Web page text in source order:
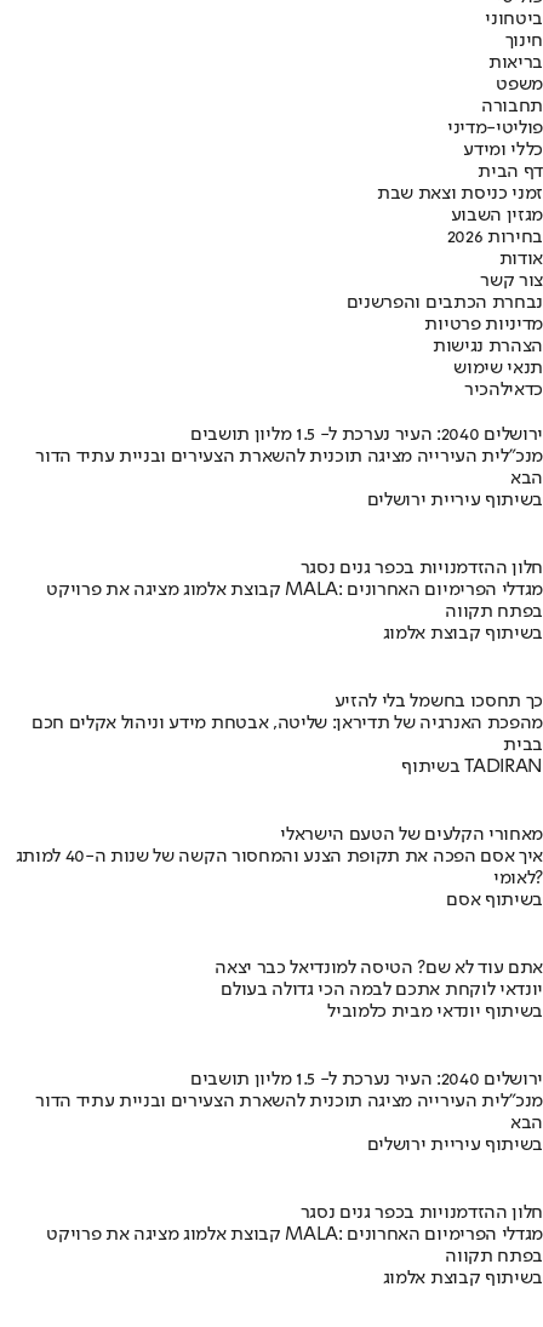
ביטחוני
חינוך
בריאות
משפט
תחבורה
פוליטי-מדיני
כללי ומידע
דף הבית
זמני כניסת וצאת שבת
מגזין השבוע
בחירות 2026
אודות
צור קשר
נבחרת הכתבים והפרשנים
מדיניות פרטיות
הצהרת נגישות
תנאי שימוש
כדאילהכיר
ירושלים 2040: העיר נערכת ל- 1.5 מליון תושבים
מנכ"לית העירייה מציגה תוכנית להשארת הצעירים ובניית עתיד הדור
הבא
בשיתוף עיריית ירושלים
חלון ההזדמנויות בכפר גנים נסגר
קבוצת אלמוג מציגה את פרויקט MALA: מגדלי הפרימיום האחרונים
בפתח תקווה
בשיתוף קבוצת אלמוג
כך תחסכו בחשמל בלי להזיע
מהפכת האנרגיה של תדיראן: שליטה, אבטחת מידע וניהול אקלים חכם
בבית
בשיתוף TADIRAN
מאחורי הקלעים של הטעם הישראלי
איך אסם הפכה את תקופת הצנע והמחסור הקשה של שנות ה-40 למותג
לאומי?
בשיתוף אסם
אתם עוד לא שם? הטיסה למונדיאל כבר יצאה
יונדאי לוקחת אתכם לבמה הכי גדולה בעולם
בשיתוף יונדאי מבית כלמוביל
ירושלים 2040: העיר נערכת ל- 1.5 מליון תושבים
מנכ"לית העירייה מציגה תוכנית להשארת הצעירים ובניית עתיד הדור
הבא
בשיתוף עיריית ירושלים
חלון ההזדמנויות בכפר גנים נסגר
קבוצת אלמוג מציגה את פרויקט MALA: מגדלי הפרימיום האחרונים
בפתח תקווה
בשיתוף קבוצת אלמוג